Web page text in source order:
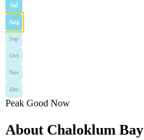
Jul
Aug
Sep
Oct
Nov
Dec
Peak Good Now
About Chaloklum Bay